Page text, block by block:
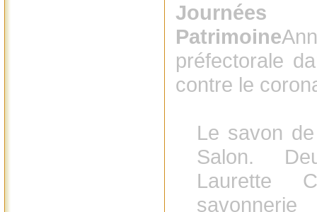
Journées
Patrimoine
préfectorale
contre le
Le savon
Salon.
Laurette